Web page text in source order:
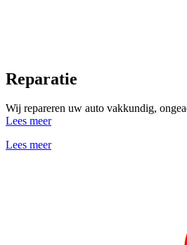
Reparatie
Wij repareren uw auto vakkundig,
Lees meer
Lees meer